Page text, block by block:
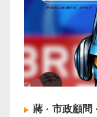
蔣 · 市政顧問